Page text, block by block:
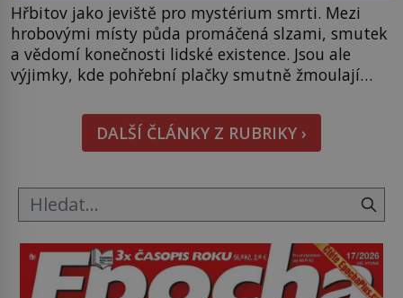
Hřbitov jako jeviště pro mystérium smrti. Mezi
hrobovými místy půda promáčená slzami, smutek
a vědomí konečnosti lidské existence. Jsou ale
výjimky, kde pohřební plačky smutně žmoulají
pohledu na výši vyměřené podpory
v nezaměstnanosti. Kam vás pozveme? Unikátní
hřbitov, který si vysloužil název „Veselý“, najdeme
DALŠÍ ČLÁNKY Z RUBRIKY ›